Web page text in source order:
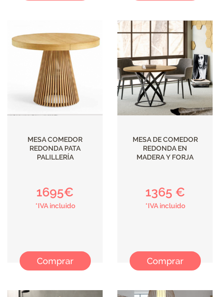
MESA COMEDOR
REDONDA PATA
PALILLERÍA
1695€
*IVA incluido
Comprar
MESA DE COMEDOR
REDONDA EN
MADERA Y FORJA
1365 €
*IVA incluido
Comprar